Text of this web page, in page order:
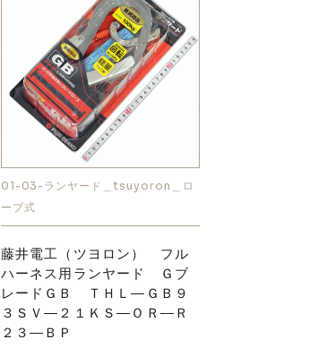
01-03-ランヤード＿tsuyoron＿ロ
ープ式
藤井電工（ツヨロン） フル
ハーネス用ランヤード Ｇブ
レードＧＢ ＴＨＬ―ＧＢ９
３ＳＶ―２１ＫＳ―ＯＲ―Ｒ
２３―ＢＰ